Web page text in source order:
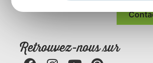
Retrouvez-nous sur